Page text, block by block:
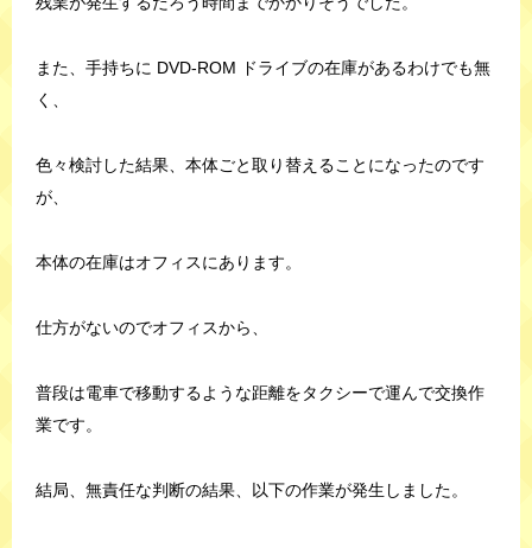
また、手持ちに DVD-ROM ドライブの在庫があるわけでも無
く、
色々検討した結果、本体ごと取り替えることになったのです
が、
本体の在庫はオフィスにあります。
仕方がないのでオフィスから、
普段は電車で移動するような距離をタクシーで運んで交換作
業です。
結局、無責任な判断の結果、以下の作業が発生しました。